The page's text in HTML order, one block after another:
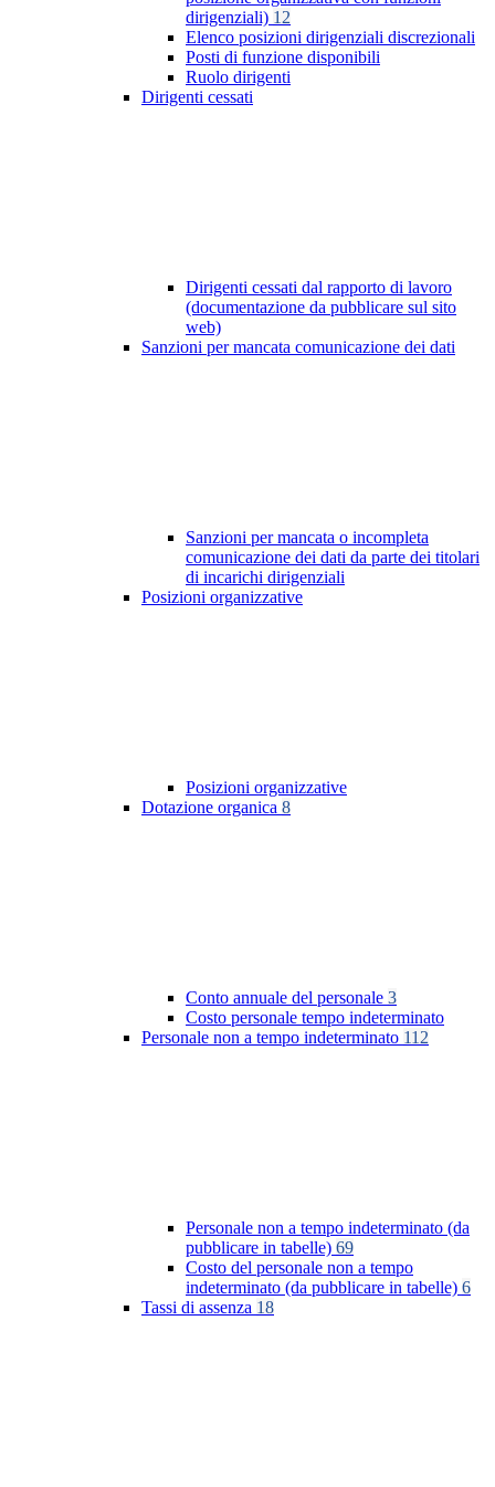
dirigenziali) 12
Elenco posizioni dirigenziali discrezionali
Posti di funzione disponibili
Ruolo dirigenti
Dirigenti cessati
Dirigenti cessati dal rapporto di lavoro
(documentazione da pubblicare sul sito
web)
Sanzioni per mancata comunicazione dei dati
Sanzioni per mancata o incompleta
comunicazione dei dati da parte dei titolari
di incarichi dirigenziali
Posizioni organizzative
Posizioni organizzative
Dotazione organica 8
Conto annuale del personale 3
Costo personale tempo indeterminato
Personale non a tempo indeterminato 112
Personale non a tempo indeterminato (da
pubblicare in tabelle) 69
Costo del personale non a tempo
indeterminato (da pubblicare in tabelle) 6
Tassi di assenza 18